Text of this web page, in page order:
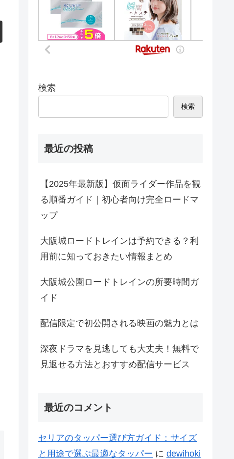
検索
検索
最近の投稿
【2025年最新版】仮面ライダー作品を観
る順番ガイド｜初心者向け完全ロードマ
ップ
大阪城ロードトレインは予約できる？利
用前に知っておきたい情報まとめ
大阪城公園ロードトレインの所要時間ガ
イド
配信限定で初公開される映画の魅力とは
深夜ドラマを見逃しても大丈夫！無料で
見返せる方法とおすすめ配信サービス
最近のコメント
セリアのタッパー選び方ガイド：サイズ
と用途で選ぶ最適なタッパー に dewihoki